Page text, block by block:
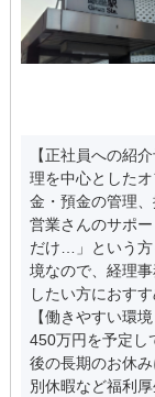
【正社員への紹
理を中心とした
金・預金の管理
営業さんのサポ
だけ…」という方
境なので、経理
したい方におすす
【働きやすい環
450万円を予定し
後の長期のお休
別休暇など福利